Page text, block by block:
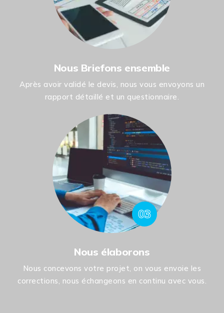
Nous Briefons ensemble
Après avoir validé le devis, nous vous envoyons un
rapport détaillé et un questionnaire.
03
Nous élaborons
Nous concevons votre projet, on vous envoie les
corrections, nous échangeons en continu avec vous.